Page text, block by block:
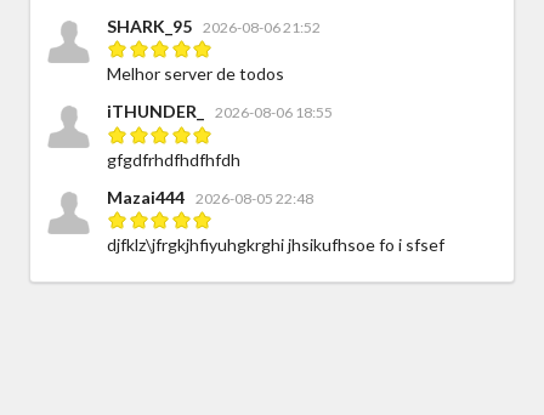
SHARK_95
2026-08-06 21:52
Melhor server de todos
iTHUNDER_
2026-08-06 18:55
gfgdfrhdfhdfhfdh
Mazai444
2026-08-05 22:48
djfklz\jfrgkjhfiyuhgkrghi jhsikufhsoe fo i sfsef